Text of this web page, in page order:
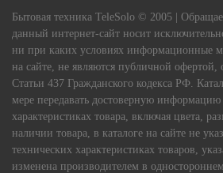
Бытовая техника TeleSolo © 2005 |
данный интернет-сайт носит
ни при каких условиях информационные
на сайте, не являются публичной
Статьи 437 Гражданского кодекса РФ.
мере передавать достоверную
характеристиках товара, включая цвета,
наличии товара, в каталоге на сайте не
технических характеристиках товаров,
изменена производителем в